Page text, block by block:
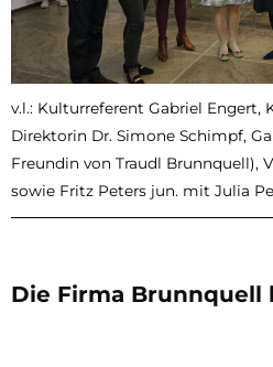
v.l.: Kulturreferent Gabriel Engert,
Direktorin Dr. Simone Schimpf,
Freundin von Traudl Brunnquell),
sowie Fritz Peters jun. mit Julia
Die Firma